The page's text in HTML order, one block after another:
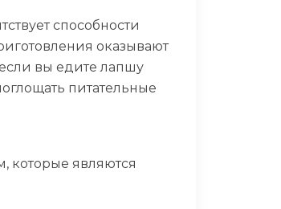
способности
оказывают
вы едите лапшу
питательные
которые являются